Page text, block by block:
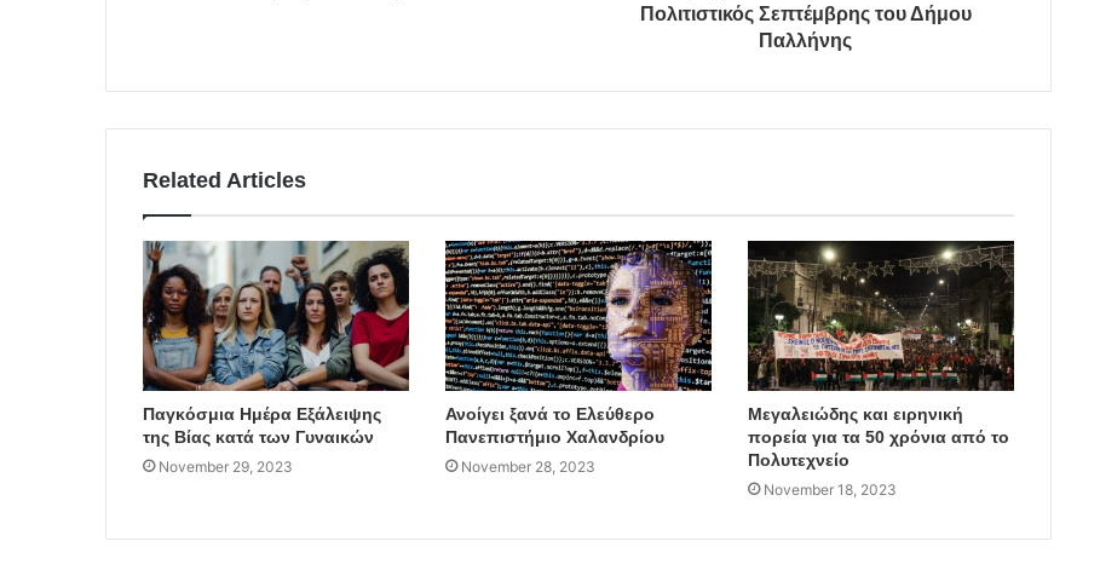
Πολιτιστικός Σεπτέμβρης του Δήμου
Παλλήνης
Related Articles
Παγκόσμια Ημέρα Εξάλειψης
της Βίας κατά των Γυναικών
November 29, 2023
Ανοίγει ξανά το Ελεύθερο
Πανεπιστήμιο Χαλανδρίου
November 28, 2023
Μεγαλειώδης και ειρηνική
πορεία για τα 50 χρόνια από το
Πολυτεχνείο
November 18, 2023